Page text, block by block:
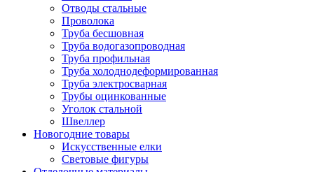
Отводы стальные
Проволока
Труба бесшовная
Труба водогазопроводная
Труба профильная
Труба холоднодеформированная
Труба электросварная
Трубы оцинкованные
Уголок стальной
Швеллер
Новогодние товары
Искусственные елки
Световые фигуры